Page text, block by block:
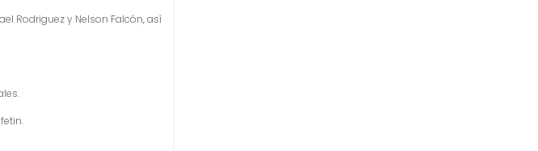
Rodriguez y Nelson Falcón, así